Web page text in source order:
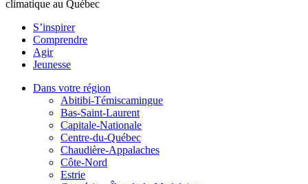
climatique au Québec
S’inspirer
Comprendre
Agir
Jeunesse
Dans votre région
Abitibi-Témiscamingue
Bas-Saint-Laurent
Capitale-Nationale
Centre-du-Québec
Chaudière-Appalaches
Côte-Nord
Estrie